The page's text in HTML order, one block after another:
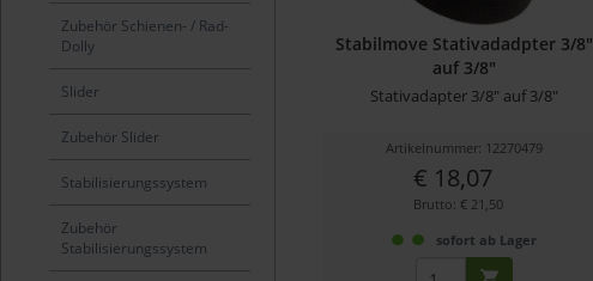
Zubehör Schienen- / Rad-
Dolly
Slider
Zubehör Slider
Stabilisierungssystem
Zubehör
Stabilisierungssystem
Stabilmove Stativadadpter 3/8"
auf 3/8"
Stativadapter 3/8" auf 3/8"
Artikelnummer: 12270479
€ 18,07
Brutto: € 21,50
sofort ab Lager